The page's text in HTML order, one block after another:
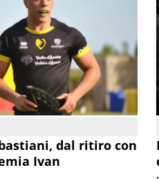
dal ritiro con
Ivan